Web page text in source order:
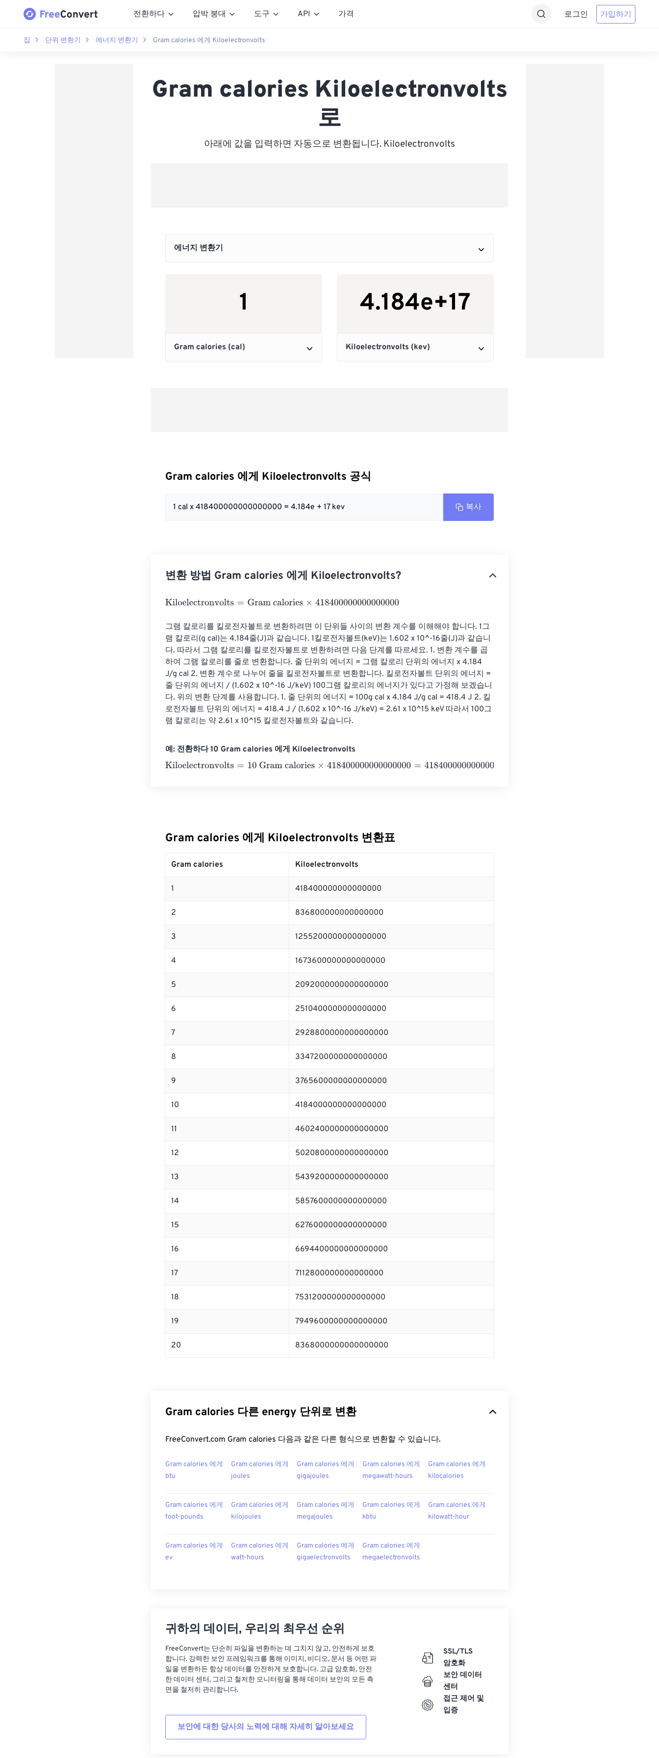
전환하다 압박 붕대 도구 API 가격 로그인 가입하기
집 단위 변환기 에너지 변환기 Gram calories 에게 Kiloelectronvolts
Gram calories Kiloelectronvolts
로
아래에 값을 입력하면 자동으로 변환됩니다. Kiloelectronvolts
Gram calories 에게 Kiloelectronvolts 공식
1 cal x 418400000000000000 = 4.184e + 17 kev 복사
변환 방법 Gram calories 에게 Kiloelectronvolts?
Kiloelectronvolts=Gram calories×418400000000000000
그램 칼로리를 킬로전자볼트로 변환하려면 이 단위들 사이의 변환 계수를 이해해야 합니다. 1그
램 칼로리(g cal)는 4.184줄(J)과 같습니다. 1킬로전자볼트(keV)는 1.602 x 10^-16줄(J)과 같습니
다. 따라서 그램 칼로리를 킬로전자볼트로 변환하려면 다음 단계를 따르세요. 1. 변환 계수를 곱
하여 그램 칼로리를 줄로 변환합니다. 줄 단위의 에너지 = 그램 칼로리 단위의 에너지 x 4.184
J/g cal 2. 변환 계수로 나누어 줄을 킬로전자볼트로 변환합니다. 킬로전자볼트 단위의 에너지 =
줄 단위의 에너지 / (1.602 x 10^-16 J/keV) 100그램 칼로리의 에너지가 있다고 가정해 보겠습니
다. 위의 변환 단계를 사용합니다. 1. 줄 단위의 에너지 = 100g cal x 4.184 J/g cal = 418.4 J 2. 킬
로전자볼트 단위의 에너지 = 418.4 J / (1.602 x 10^-16 J/keV) = 2.61 x 10^15 keV 따라서 100그
램 칼로리는 약 2.61 x 10^15 킬로전자볼트와 같습니다.
예: 전환하다 10 Gram calories 에게 Kiloelectronvolts
Kiloelectronvolts=10 Gram calories×418400000000000000=4184000000000000000 Kiloelectronvolts
Gram calories 에게 Kiloelectronvolts 변환표
Gram calories Kiloelectronvolts
1 418400000000000000
2 836800000000000000
3 1255200000000000000
4 1673600000000000000
5 2092000000000000000
6 2510400000000000000
7 2928800000000000000
8 3347200000000000000
9 3765600000000000000
10 4184000000000000000
11 4602400000000000000
12 5020800000000000000
13 5439200000000000000
14 5857600000000000000
15 6276000000000000000
16 6694400000000000000
17 7112800000000000000
18 7531200000000000000
19 7949600000000000000
20 8368000000000000000
Gram calories 다른 energy 단위로 변환
FreeConvert.com Gram calories 다음과 같은 다른 형식으로 변환할 수 있습니다.
Gram calories 에게
btu
Gram calories 에게
joules
Gram calories 에게
gigajoules
Gram calories 에게
megawatt-hours
Gram calories 에게
kilocalories
Gram calories 에게
foot-pounds
Gram calories 에게
kilojoules
Gram calories 에게
megajoules
Gram calories 에게
kbtu
Gram calories 에게
kilowatt-hour
Gram calories 에게
ev
Gram calories 에게
watt-hours
Gram calories 에게
gigaelectronvolts
Gram calories 에게
megaelectronvolts
귀하의 데이터, 우리의 최우선 순위
FreeConvert는 단순히 파일을 변환하는 데 그치지 않고, 안전하게 보호
합니다. 강력한 보안 프레임워크를 통해 이미지, 비디오, 문서 등 어떤 파
일을 변환하든 항상 데이터를 안전하게 보호합니다. 고급 암호화, 안전
한 데이터 센터, 그리고 철저한 모니터링을 통해 데이터 보안의 모든 측
면을 철저히 관리합니다.
보안에 대한 당사의 노력에 대해 자세히 알아보세요
SSL/TLS
암호화
보안 데이터
센터
접근 제어 및
입증